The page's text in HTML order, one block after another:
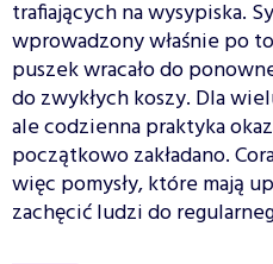
trafiających na wysypiska.
wprowadzony właśnie po
puszek wracało do
do zwykłych koszy. Dla
ale codzienna praktyka
początkowo zakładano.
więc pomysły, które mają
zachęcić ludzi do